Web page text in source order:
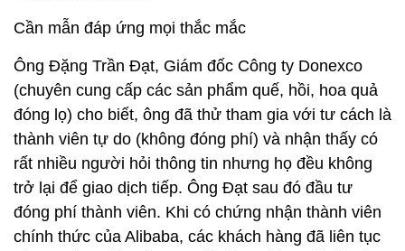
Cần mẫn đáp ứng mọi thắc mắc
Ông Đặng Trần Đạt, Giám đốc Công ty Donexco
(chuyên cung cấp các sản phẩm quế, hồi, hoa quả
đóng lọ) cho biết, ông đã thử tham gia với tư cách là
thành viên tự do (không đóng phí) và nhận thấy có
rất nhiều người hỏi thông tin nhưng họ đều không
trở lại để giao dịch tiếp. Ông Đạt sau đó đầu tư
đóng phí thành viên. Khi có chứng nhận thành viên
chính thức của Alibaba, các khách hàng đã liên tục